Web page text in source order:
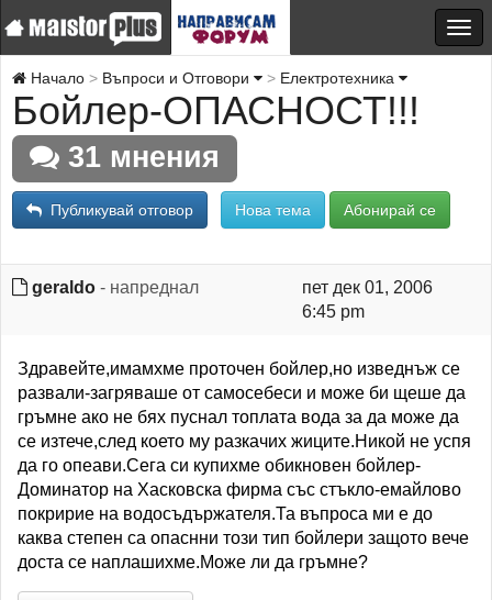
Начало Въпроси и Отговори Електротехника
Бойлер-ОПАСНОСТ!!!
31 мнения
Публикувай отговор Нова тема Абонирай се
geraldo - напреднал
пет дек 01, 2006
6:45 pm
Здравейте,имамхме проточен бойлер,но изведнъж се
развали-загряваше от самосебеси и може би щеше да
гръмне ако не бях пуснал топлата вода за да може да
се изтече,след което му разкачих жиците.Никой не успя
да го опеави.Сега си купихме обикновен бойлер-
Доминатор на Хасковска фирма със стъкло-емайлово
покририе на водосъдържателя.Та въпроса ми е до
каква степен са опаснни този тип бойлери защото вече
доста се наплашихме.Може ли да гръмне?